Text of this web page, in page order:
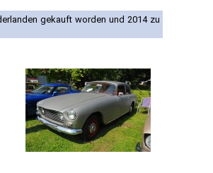
gekauft worden und 2014 zu